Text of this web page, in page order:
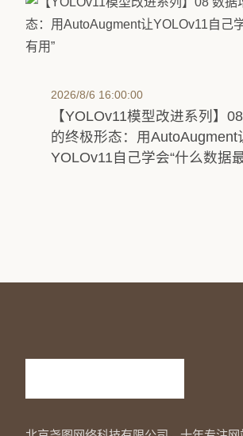
2026/8/6 16:00:00
【YOLOv11模型改进系列】
的终极形态：用AutoAugment
YOLOv11自己学会“什么数据